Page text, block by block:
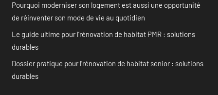
Pourquoi moderniser son logement est aussi une opportunité
de réinventer son mode de vie au quotidien
Le guide ultime pour l’rénovation de habitat PMR : solutions
durables
Dossier pratique pour l’rénovation de habitat senior : solutions
durables